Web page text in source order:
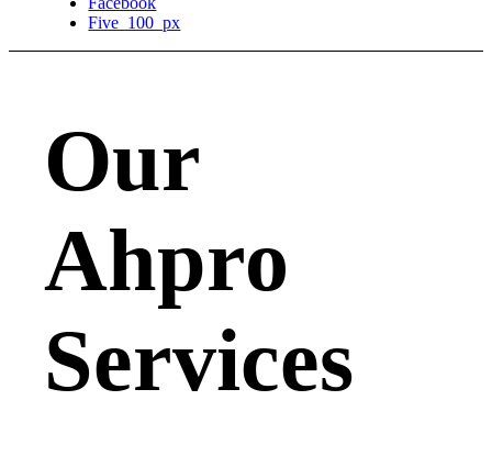
Five_100_px
Our
Ahpro
Services